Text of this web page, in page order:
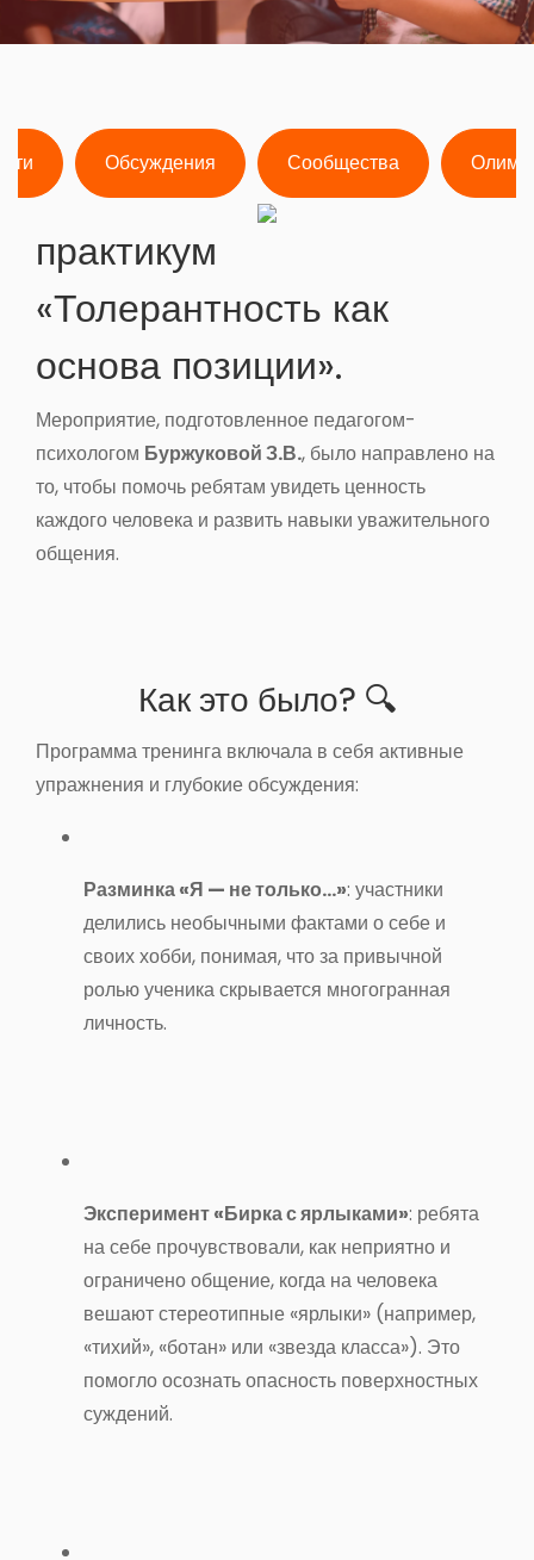
Обсуждения Сообщества
практикум
«Толерантность как
основа позиции».
Мероприятие, подготовленное педагогом-
психологом Буржуковой З.В., было направлено на
то, чтобы помочь ребятам увидеть ценность
каждого человека и развить навыки уважительного
общения.
Как это было? 🔍
Программа тренинга включала в себя активные
упражнения и глубокие обсуждения:
Разминка «Я — не только...»: участники
делились необычными фактами о себе и
своих хобби, понимая, что за привычной
ролью ученика скрывается многогранная
личность.
Эксперимент «Бирка с ярлыками»: ребята
на себе прочувствовали, как неприятно и
ограничено общение, когда на человека
вешают стереотипные «ярлыки» (например,
«тихий», «ботан» или «звезда класса»). Это
помогло осознать опасность поверхностных
суждений.